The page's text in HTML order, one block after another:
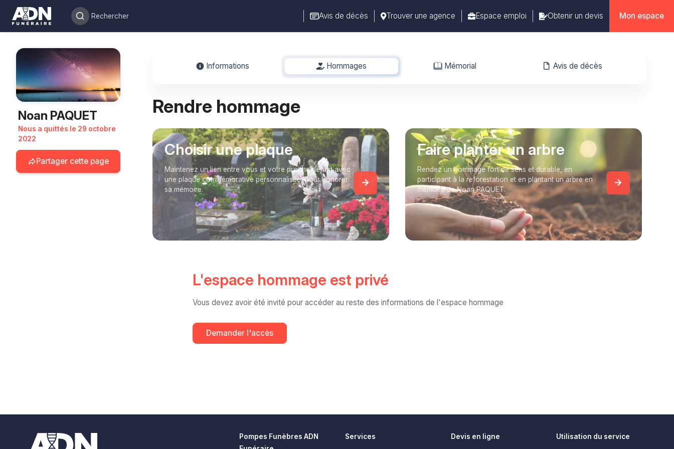
Avis de décès Trouver une agence Espace emploi Obtenir un devis Mon espace
Noan PAQUET
Nous a quittés le 29 octobre
2022
Partager cette page
Informations Hommages Mémorial Avis de décès
-
Rendre hommage
Choisir une plaque
Maintenez un lien entre vous et votre proche défunt avec
une plaque commémorative personnalisée, pour honorer
sa mémoire.
Faire planter un arbre
Rendez un hommage fort de sens et durable, en
participant à la reforestation et en plantant un arbre en
mémoire de Noan PAQUET.
L'espace hommage est privé
Vous devez avoir été invité pour accéder au reste des informations de l'espace hommage
Demander l'accès
Footer
Pompes Funèbres ADN
Services Devis en ligne Utilisation du service